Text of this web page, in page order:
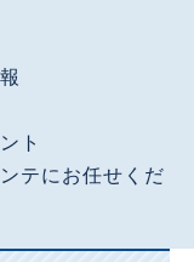
ト
テにお任せくだ